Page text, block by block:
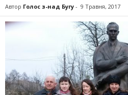
Автор Голос з-над Бугу - 9 Травня, 2017